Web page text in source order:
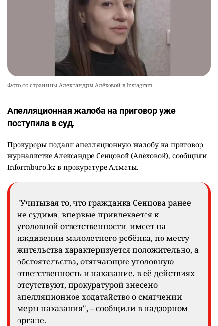
Фото со страницы Александры Алёховой в Instagram
Апелляционная жалоба на приговор уже
поступила в суд.
Прокуроры подали апелляционную жалобу на приговор
журналистке Александре Сенцовой (Алёховой), сообщили
Informburo.kz в прокуратуре Алматы.
"Учитывая то, что гражданка Сенцова ранее
не судима, впервые привлекается к
уголовной ответственности, имеет на
иждивении малолетнего ребёнка, по месту
жительства характеризуется положительно, а
обстоятельства, отягчающие уголовную
ответственность и наказание, в её действиях
отсутствуют, прокуратурой внесено
апелляционное ходатайство о смягчении
меры наказания", – сообщили в надзорном
органе.